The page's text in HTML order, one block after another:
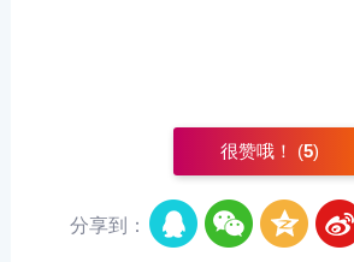
很赞哦！ (5)
分享到：